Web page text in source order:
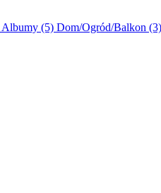
Albumy (5) Dom/Ogród/Balkon (3)